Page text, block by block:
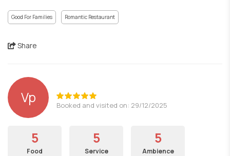
Good For Families Romantic Restaurant
Share
Vp Booked and visited on: 29/12/2025
5
Food
5
Service
5
Ambience